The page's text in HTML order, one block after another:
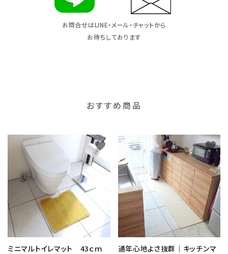
お問合せはLINE・メール・チャットから
お待ちしております
おすすめ商品
ミニマルトイレマット 43ｃｍ
favorite
通年心地よさ抜群｜キッチンマ
favorite